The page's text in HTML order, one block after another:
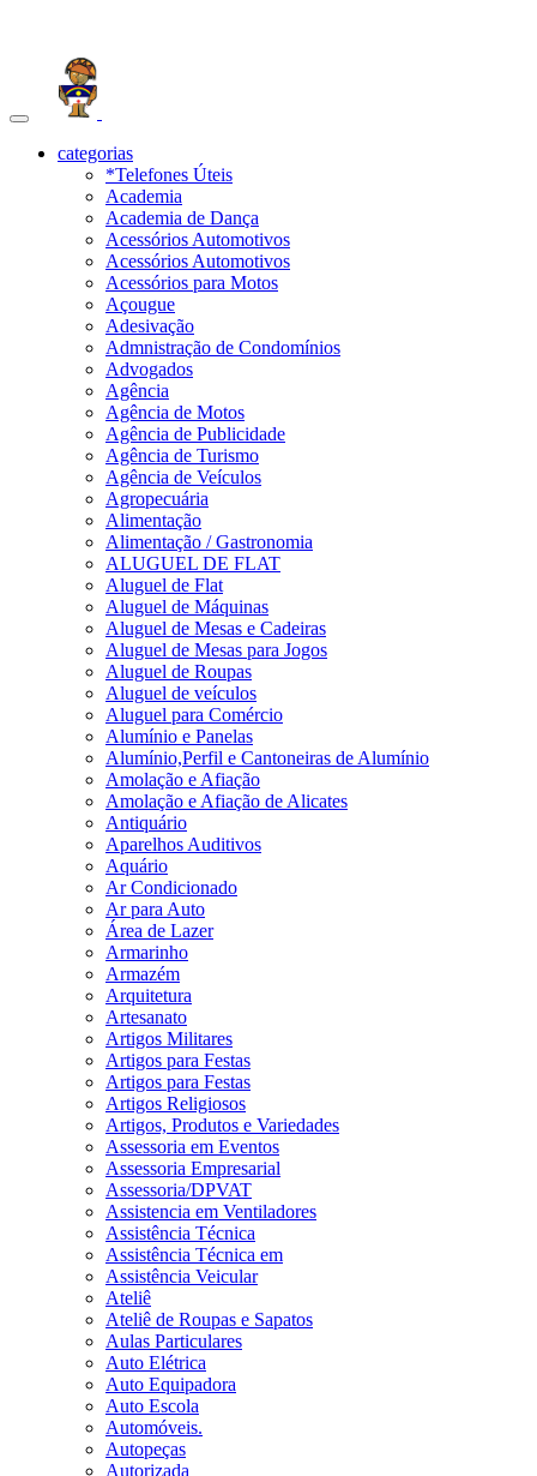
Toggle
navigationcategorias
*Telefones Úteis
Academia
Academia de Dança
Acessórios Automotivos
Acessórios Automotivos
Acessórios para Motos
Açougue
Adesivação
Admnistração de Condomínios
Advogados
Agência
Agência de Motos
Agência de Publicidade
Agência de Turismo
Agência de Veículos
Agropecuária
Alimentação
Alimentação / Gastronomia
ALUGUEL DE FLAT
Aluguel de Flat
Aluguel de Máquinas
Aluguel de Mesas e Cadeiras
Aluguel de Mesas para Jogos
Aluguel de Roupas
Aluguel de veículos
Aluguel para Comércio
Alumínio e Panelas
Alumínio,Perfil e Cantoneiras de Alumínio
Amolação e Afiação
Amolação e Afiação de Alicates
Antiquário
Aparelhos Auditivos
Aquário
Ar Condicionado
Ar para Auto
Área de Lazer
Armarinho
Armazém
Arquitetura
Artesanato
Artigos Militares
Artigos para Festas
Artigos para Festas
Artigos Religiosos
Artigos, Produtos e Variedades
Assessoria em Eventos
Assessoria Empresarial
Assessoria/DPVAT
Assistencia em Ventiladores
Assistência Técnica
Assistência Técnica em
Assistência Veicular
Ateliê
Ateliê de Roupas e Sapatos
Aulas Particulares
Auto Elétrica
Auto Equipadora
Auto Escola
Automóveis.
Autopeças
Autorizada